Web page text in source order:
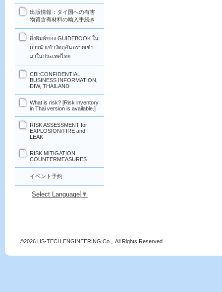
出版情報：タイ国への有害
物質含有材料の輸入手続き
สิ่งพิมพ์ของ GUIDEBOOK ใน
การนำเข้าวัตถุอันตรายเข้า
มาในประเทศไทย
CBI:CONFIDENTIAL
BUSINESS INFORMATION,
DIW, THAILAND
What is risk? [Risk inventory
in Thai version is available.]
RISK ASSESSMENT for
EXPLOSION/FIRE and
LEAK
RISK MITIGATION
COUNTERMEASURES
イベント予約
Select Language ▼
©2026 HS-TECH ENGINEERING Co., . All Rights Reserved.